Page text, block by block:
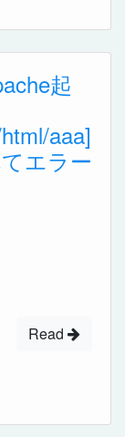
起
aaa]
エラー
Read